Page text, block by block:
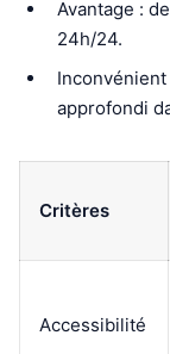
Avantage :
24h/24.
approfondi
Critères
Accessibilité